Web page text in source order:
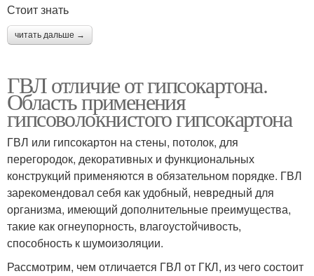
Стоит знать
читать дальше →
ГВЛ отличие от гипсокартона.
Область применения
гипсоволокнистого гипсокартона
ГВЛ или гипсокартон на стены, потолок, для
перегородок, декоративных и функциональных
конструкций применяются в обязательном порядке. ГВЛ
зарекомендовал себя как удобный, невредный для
организма, имеющий дополнительные преимущества,
такие как огнеупорность, влагоустойчивость,
способность к шумоизоляции.
Рассмотрим, чем отличается ГВЛ от ГКЛ, из чего состоит